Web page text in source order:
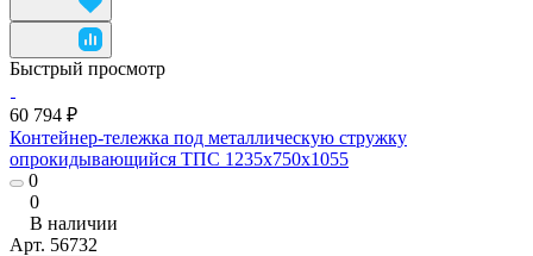
Быстрый просмотр
60 794 ₽
Контейнер-тележка под металлическую стружку
опрокидывающийся ТПС 1235x750x1055
0
0
В наличии
Арт. 56732